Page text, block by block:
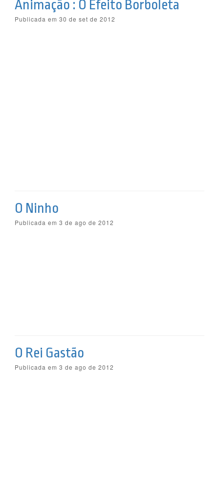
Animação : O Efeito Borboleta
Publicada em 30 de set de 2012
O Ninho
Publicada em 3 de ago de 2012
O Rei Gastão
Publicada em 3 de ago de 2012